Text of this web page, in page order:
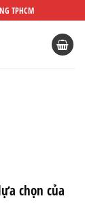
TPHCM
chọn của